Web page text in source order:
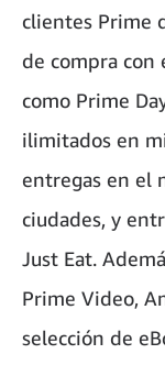
clientes Prime
de compra con
como Prime
ilimitados en
entregas en el
ciudades, y
Just Eat.
Prime Video,
selección de